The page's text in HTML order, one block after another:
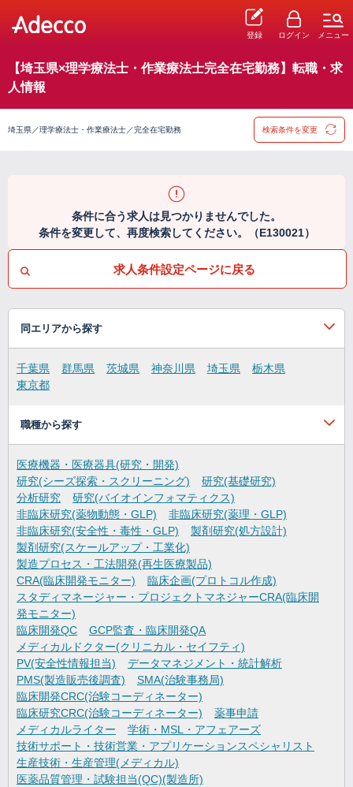
登録 ログイン メニュー
【埼玉県×理学療法士・作業療法士完全在宅勤務】転職・求
人情報
埼玉県／理学療法士・作業療法士／完全在宅勤務 検索条件を変更
条件に合う求人は見つかりませんでした。
条件を変更して、再度検索してください。（E130021）
求人条件設定ページに戻る
同エリアから探す
千葉県 群馬県 茨城県 神奈川県 埼玉県
栃木県
東京都
職種から探す
医療機器・医療器具(研究・開発)
研究(シーズ探索・スクリーニング)
研究(基礎研究)
分析研究
研究(バイオインフォマティクス)
非臨床研究(薬物動態・GLP)
非臨床研究(薬理・GLP)
非臨床研究(安全性・毒性・GLP)
製剤研究(処方設計)
製剤研究(スケールアップ・工業化)
製造プロセス・工法開発(再生医療製品)
CRA(臨床開発モニター)
臨床企画(プロトコル作成)
スタディマネージャー・プロジェクトマネジャーCRA(臨床開
発モニター)
臨床開発QC
GCP監査・臨床開発QA
メディカルドクター(クリニカル・セイフティ)
PV(安全性情報担当)
データマネジメント・統計解析
PMS(製造販売後調査)
SMA(治験事務局)
臨床開発CRC(治験コーディネーター)
臨床研究CRC(治験コーディネーター)
薬事申請
メディカルライター
学術・MSL・アフェアーズ
技術サポート・技術営業・アプリケーションスペシャリスト
生産技術・生産管理(メディカル)
医薬品質管理・試験担当(QC)(製造所)